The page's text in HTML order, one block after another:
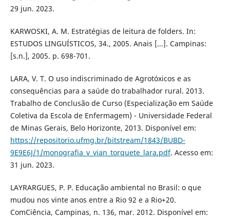
29 jun. 2023.
KARWOSKI, A. M. Estratégias de leitura de folders. In:
ESTUDOS LINGUÍSTICOS, 34., 2005. Anais [...]. Campinas:
[s.n.], 2005. p. 698-701.
LARA, V. T. O uso indiscriminado de Agrotóxicos e as
consequências para a saúde do trabalhador rural. 2013.
Trabalho de Conclusão de Curso (Especialização em Saúde
Coletiva da Escola de Enfermagem) - Universidade Federal
de Minas Gerais, Belo Horizonte, 2013. Disponível em:
https://repositorio.ufmg.br/bitstream/1843/BUBD-
9E9E6J/1/monografia_v_vian_torquete_lara.pdf. Acesso em:
31 jun. 2023.
LAYRARGUES, P. P. Educação ambiental no Brasil: o que
mudou nos vinte anos entre a Rio 92 e a Rio+20.
ComCiência, Campinas, n. 136, mar. 2012. Disponível em: